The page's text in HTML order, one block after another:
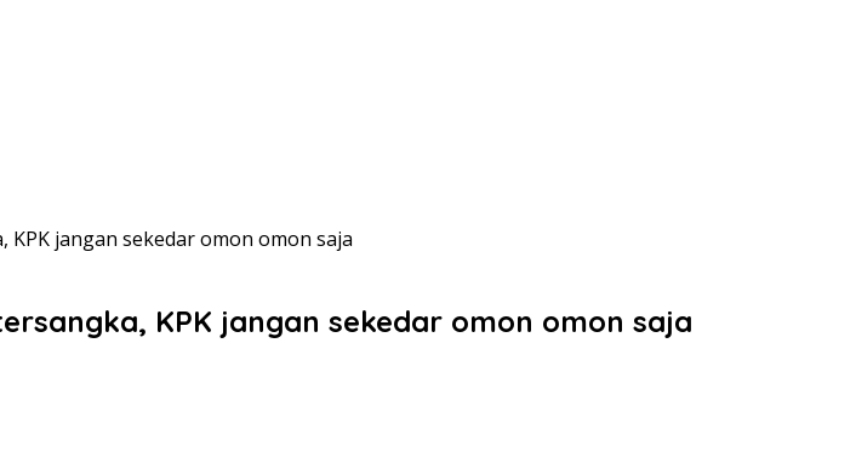
jangan sekedar omon omon saja
KPK jangan sekedar omon omon saja